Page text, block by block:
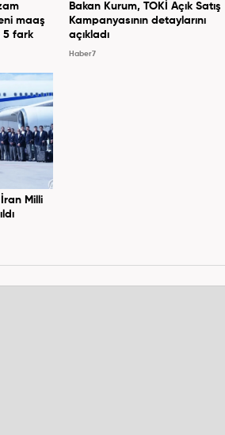
maaş
5 fark
Bakan Kurum, TOKİ Açık Satış
Kampanyasının detaylarını
açıkladı
Haber7
Milli